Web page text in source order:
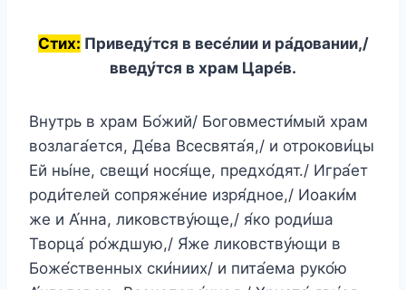
Стих: Приведу́тся в весе́лии и ра́довании,/
введу́тся в храм Царе́в.
Внутрь в храм Бо́жий/ Боговмести́мый храм
возлага́ется, Де́ва Всесвята́я,/ и отрокови́цы
Ей ны́не, свещи́ нося́ще, предхо́дят./ Игра́ет
роди́телей сопряже́ние изря́дное,/ Иоаки́м
же и А́нна, ликовству́юще,/ я́ко роди́ша
Творца́ ро́ждшую,/ Я́же ликовству́ющи в
Боже́ственных ски́ниих/ и пита́ема руко́ю